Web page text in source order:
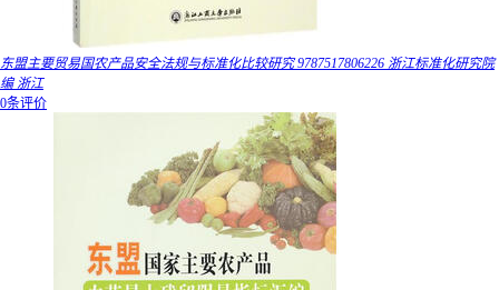
东盟主要贸易国农产品安全法规与标准化比较研究 9787517806226 浙江标准化研究院
编 浙江
0条评价